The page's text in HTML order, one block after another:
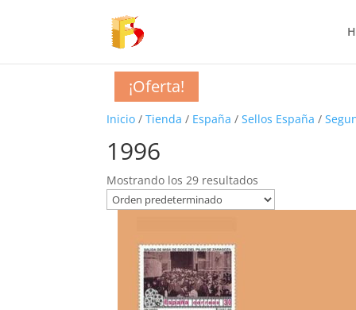
Inicio /Tienda / España /Sellos España /
1996
Mostrando los 29 resultados
¡Oferta!
¡Oferta!
¡Oferta!
¡Oferta!
¡Oferta!
¡Oferta!
¡Oferta!
¡Oferta!
¡Oferta!
¡Oferta!
¡Oferta!
¡Oferta!
¡Oferta!
¡Oferta!
¡Oferta!
¡Oferta!
¡Oferta!
¡Oferta!
¡Oferta!
¡Oferta!
¡Oferta!